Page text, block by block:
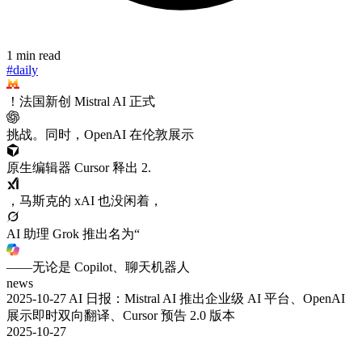
1 min read
#daily
！法国新创 Mistral AI 正式
挑战。同时，OpenAI 在伦敦展示
原生编辑器 Cursor 释出 2.
，马斯克的 xAI 也没闲着，
AI 助理 Grok 推出名为“
——无论是 Copilot、聊天机器人
news
2025-10-27 AI 日报：Mistral AI 推出企业级 AI 平台、OpenAI
展示即时双向翻译、Cursor 预告 2.0 版本
2025-10-27